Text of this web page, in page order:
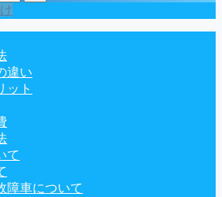
違い
ット
て
障車について